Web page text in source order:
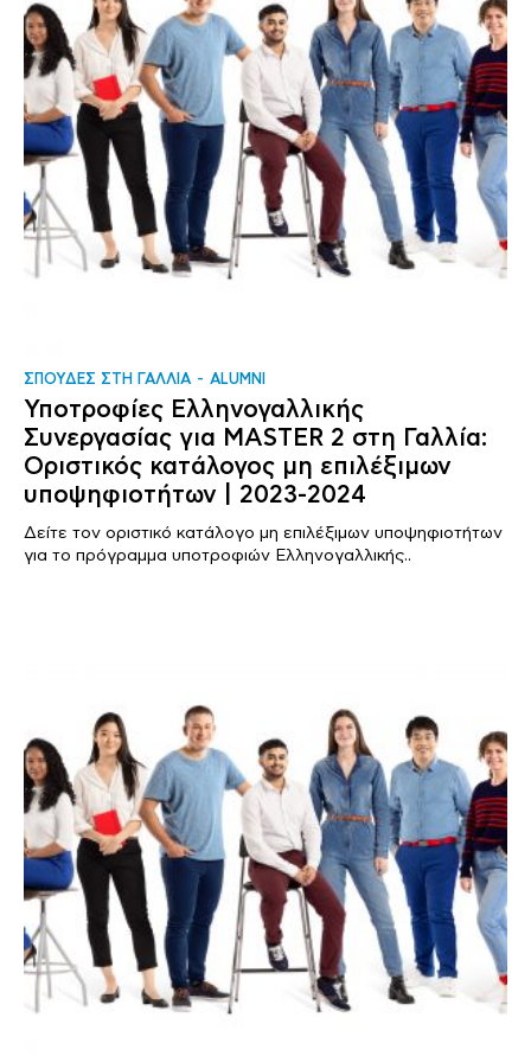
ΣΠΟΥΔΕΣ ΣΤΗ ΓΑΛΛΙΑ ALUMNI
Υποτροφίες Ελληνογαλλικής
Συνεργασίας για MASTER 2 στη Γαλλία:
Οριστικός κατάλογος μη επιλέξιμων
υποψηφιοτήτων | 2023-2024
Δείτε τον οριστικό κατάλογο μη επιλέξιμων υποψηφιοτήτων
για το πρόγραμμα υποτροφιών Ελληνογαλλικής..